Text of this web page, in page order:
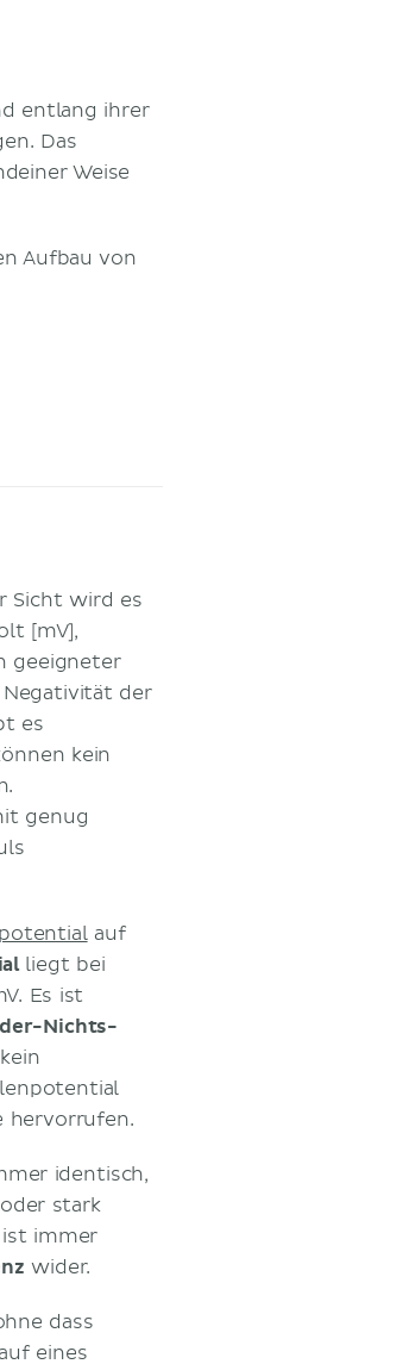
entlang ihrer
Das
Weise
Aufbau von
Sicht wird es
[mV],
geeigneter
Negativität der
es
kein
genug
auf
liegt bei
Es ist
Nichts-
hervorrufen.
identisch,
stark
immer
wider.
dass
eines